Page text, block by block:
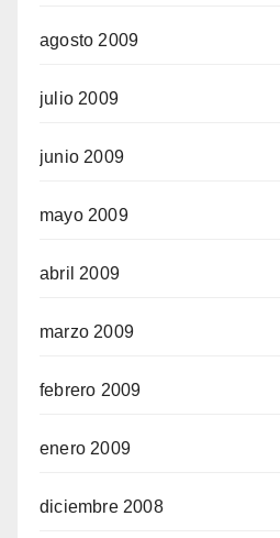
agosto 2009
julio 2009
junio 2009
mayo 2009
abril 2009
marzo 2009
febrero 2009
enero 2009
diciembre 2008